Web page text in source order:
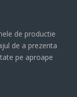
de productie
de a prezenta
pe aproape